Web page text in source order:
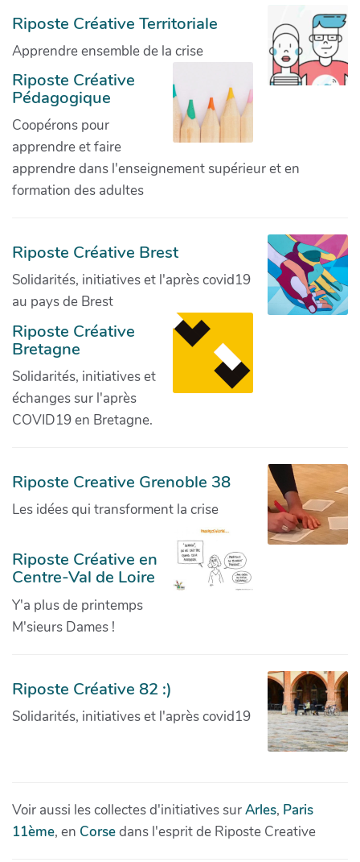
Riposte Créative Territoriale
Apprendre ensemble de la crise
Riposte Créative
Pédagogique
Coopérons pour
apprendre et faire
apprendre dans l'enseignement supérieur et en
formation des adultes
Riposte Créative Brest
Solidarités, initiatives et l'après covid19
au pays de Brest
Riposte Créative
Bretagne
Solidarités, initiatives et
échanges sur l'après
COVID19 en Bretagne.
Riposte Creative Grenoble 38
Les idées qui transforment la crise
Riposte Créative en
Centre-Val de Loire
Y'a plus de printemps
M'sieurs Dames !
Riposte Créative 82 :)
Solidarités, initiatives et l'après covid19
Voir aussi les collectes d'initiatives surArles, Paris
11ème, en Corsedans l'esprit de Riposte Creative